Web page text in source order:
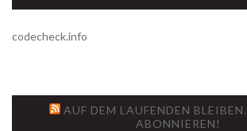
codecheck.info
AUF DEM LAUFENDEN BLEIBEN.
ABONNIEREN!